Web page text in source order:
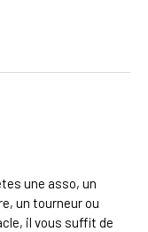
une asso, un
un tourneur ou
il vous suffit de